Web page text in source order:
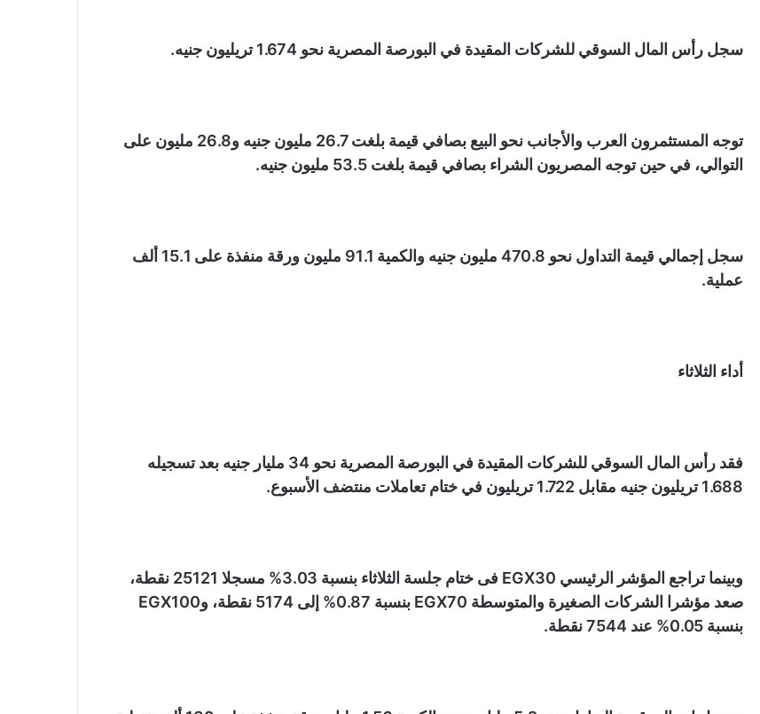
سجل رأس المال السوقي للشركات المقيدة في البورصة المصرية نحو 1.674 تريليون جنيه.
توجه المستثمرون العرب والأجانب نحو البيع بصافي قيمة بلغت 26.7 مليون جنيه و26.8 مليون على
التوالي، في حين توجه المصريون الشراء بصافي قيمة بلغت 53.5 مليون جنيه.
سجل إجمالي قيمة التداول نحو 470.8 مليون جنيه والكمية 91.1 مليون ورقة منفذة على 15.1 ألف
عملية.
أداء الثلاثاء
فقد رأس المال السوقي للشركات المقيدة في البورصة المصرية نحو 34 مليار جنيه بعد تسجيله
1.688 تريليون جنيه مقابل 1.722 تريليون في ختام تعاملات منتضف الأسبوع.
وبينما تراجع المؤشر الرئيسي EGX30 فى ختام جلسة الثلاثاء بنسبة 3.03% مسجلا 25121 نقطة،
صعد مؤشرا الشركات الصغيرة والمتوسطة EGX70 بنسبة 0.87% إلى 5174 نقطة، وEGX100
بنسبة 0.05% عند 7544 نقطة.